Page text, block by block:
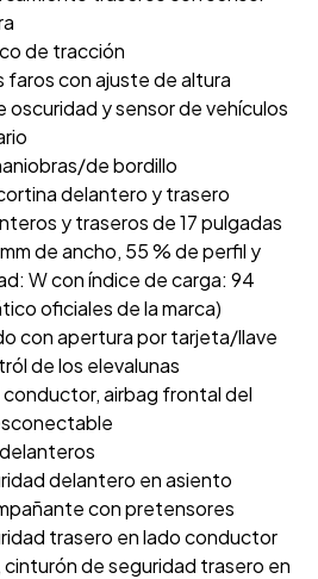
de tracción
faros con ajuste de altura
oscuridad y sensor de vehículos
de bordillo
delantero y trasero
y traseros de 17 pulgadas
de ancho, 55 % de perfil y
W con índice de carga: 94
oficiales de la marca)
con apertura por tarjeta/llave
de los elevalunas
airbag frontal del
delantero en asiento
con pretensores
trasero en lado conductor
de seguridad trasero en